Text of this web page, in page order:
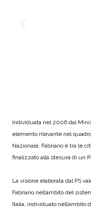
Individuata nel 2006 dal
elemento rilevante nel
Nazionale, Fabriano è tra le
finalizzato alla stesura di un
La visione elaborata dal PS
Fabriano nell’ambito del
Italia, individuato nell’ambito